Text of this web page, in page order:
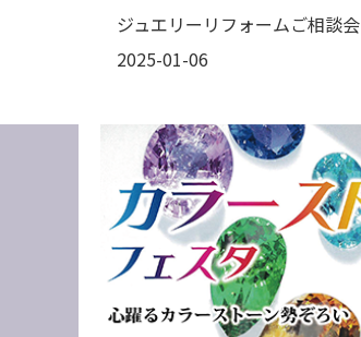
ジュエリーリフォームご相談会
2025-01-06